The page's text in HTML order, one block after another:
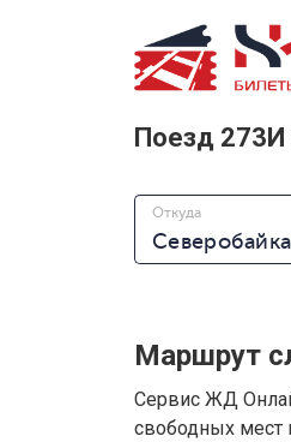
Поезд
Откуда
Маршрут
Сервис ЖД
свободных мест